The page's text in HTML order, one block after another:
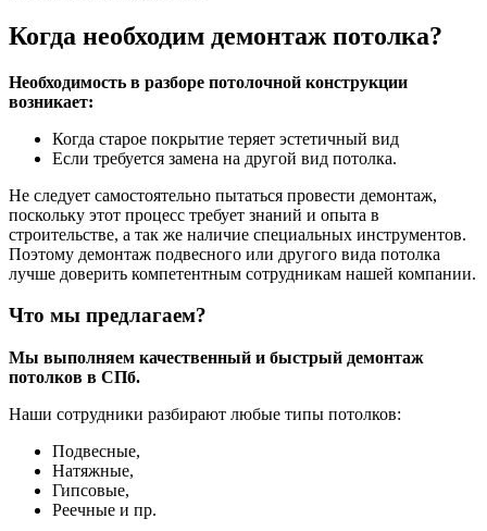
Когда необходим демонтаж потолка?
Необходимость в разборе потолочной конструкции
возникает:
Когда старое покрытие теряет эстетичный вид
Если требуется замена на другой вид потолка.
Не следует самостоятельно пытаться провести демонтаж,
поскольку этот процесс требует знаний и опыта в
строительстве, а так же наличие специальных инструментов.
Поэтому демонтаж подвесного или другого вида потолка
лучше доверить компетентным сотрудникам нашей компании.
Что мы предлагаем?
Мы выполняем качественный и быстрый демонтаж
потолков в СПб.
Наши сотрудники разбирают любые типы потолков:
Подвесные,
Натяжные,
Гипсовые,
Реечные и пр.